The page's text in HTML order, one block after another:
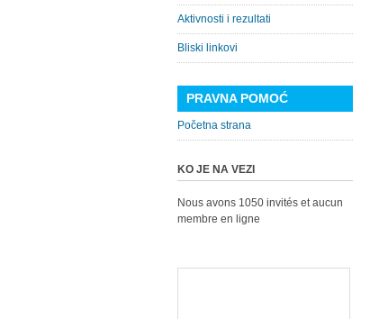
Aktivnosti i rezultati
Bliski linkovi
PRAVNA POMOĆ
Početna strana
KO JE NA VEZI
Nous avons 1050 invités et aucun
membre en ligne